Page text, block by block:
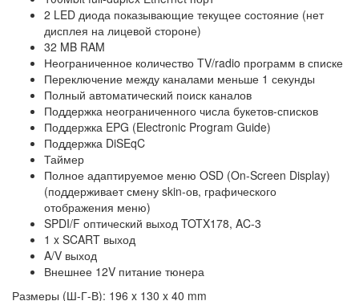
2 LED диода показывающие текущее состояние (нет
дисплея на лицевой стороне)
32 MB RAM
Неограниченное количество TV/radio программ в списке
Переключение между каналами меньше 1 секунды
Полный автоматический поиск каналов
Поддержка неограниченного числа букетов-списков
Поддержка EPG (Electronic Program Guide)
Поддержка DiSEqC
Таймер
Полное адаптируемое меню OSD (On-Screen Display)
(поддерживает смену skin-ов, графического
отображения меню)
SPDI/F оптический выход TOTX178, AC-3
1 x SCART выход
A/V выход
Внешнее 12V питание тюнера
Размеры (Ш-Г-В): 196 x 130 x 40 mm